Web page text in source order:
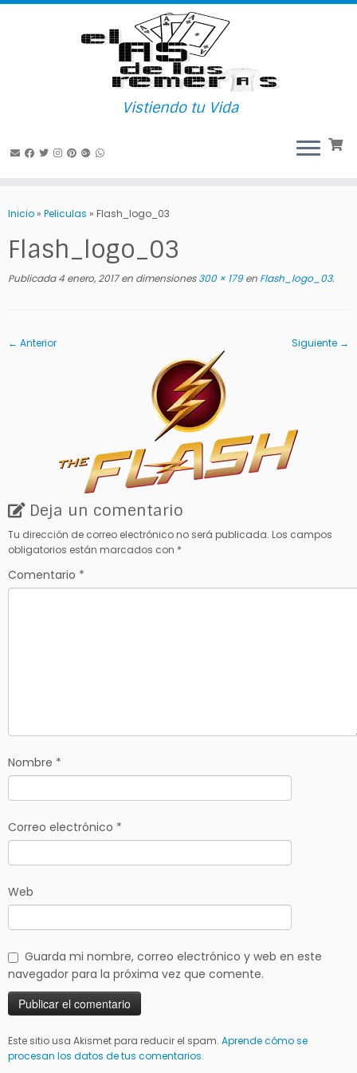
al
Vistiendo tu Vida
Inicio » Peliculas » Flash_logo_03
Flash_logo_03
Publicada 4 enero, 2017en dimensiones300 × 179en Flash_logo_03.
← Anterior Siguiente →
Deja un comentario
Tu dirección de correo electrónico no será publicada. Los campos
obligatorios están marcados con *
Comentario *
Nombre *
Correo electrónico *
Web
Guarda mi nombre, correo electrónico y web en este
navegador para la próxima vez que comente.
Este sitio usa Akismet para reducir el spam. Aprende cómo se
procesan los datos de tus comentarios.